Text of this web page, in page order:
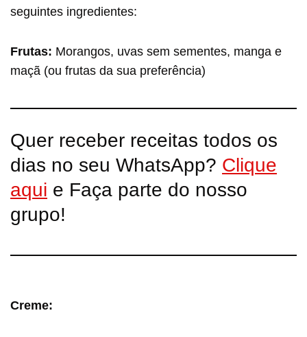
seguintes ingredientes:
Frutas: Morangos, uvas sem sementes, manga e
maçã (ou frutas da sua preferência)
Quer receber receitas todos os
dias no seu WhatsApp? Clique
aqui e Faça parte do nosso
grupo!
Creme: